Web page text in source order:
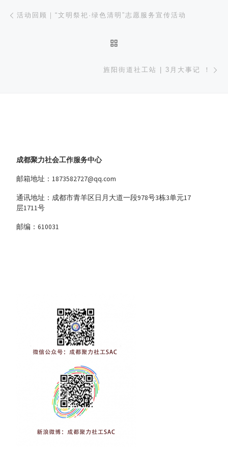
文章导航
活动回顾｜“文明祭祀·绿色清明”志愿服务宣传活动
旌阳街道社工站 | 3月大事记 ！
成都聚力社会工作服务中心
邮箱地址：1873582727@qq.com
通讯地址：成都市青羊区日月大道一段978号3栋3单元17
层1711号
邮编：610031